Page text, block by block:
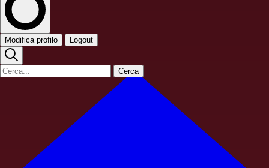
Modifica profilo Logout
Cerca